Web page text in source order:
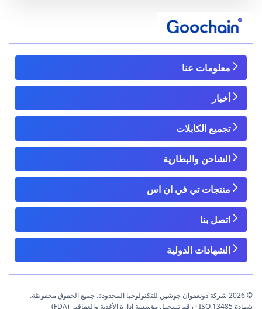
معلومات عنا
أخبار
تجميع الكابلات
الشاحن والبطارية
منتجات تي في ان اس
اتصل بنا
الشهادات الدولية
© 2026 شركة دونغقوان جوشين للتكنولوجيا المحدودة. جميع الحقوق محفوظة.
شهادة ISO 13485 · رقم تسجيل مؤسسة إدارة الأغذية والعقاقير (FDA)